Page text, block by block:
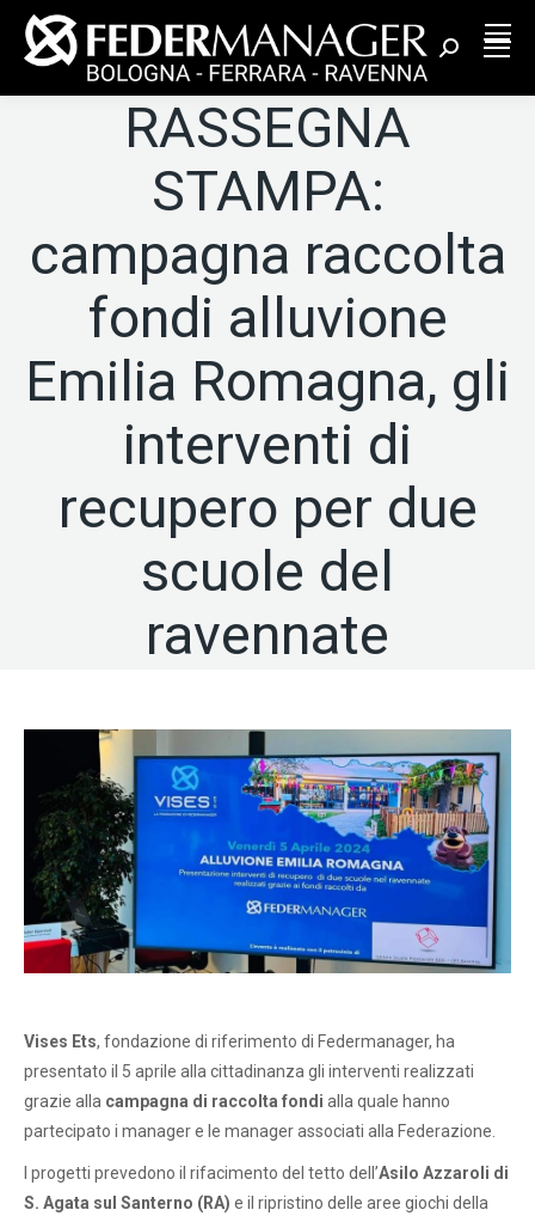
Cerca:
RASSEGNA
STAMPA:
campagna raccolta
fondi alluvione
Emilia Romagna, gli
interventi di
recupero per due
scuole del
ravennate
Vises Ets, fondazione di riferimento di Federmanager, ha
presentato il 5 aprile alla cittadinanza gli interventi realizzati
grazie alla campagna di raccolta fondi alla quale hanno
partecipato i manager e le manager associati alla Federazione.
I progetti prevedono il rifacimento del tetto dell’Asilo Azzaroli di
S. Agata sul Santerno (RA) e il ripristino delle aree giochi della